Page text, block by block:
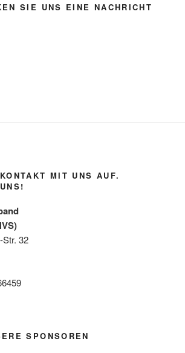
SIE UNS EINE NACHRICHT
MIT UNS AUF.
32
SPONSOREN